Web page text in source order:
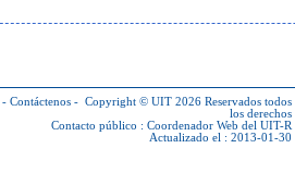
- Contáctenos - Copyright © UIT 2026 Reservados todos
los derechos
Contacto público : Coordenador Web del UIT-R
Actualizado el : 2013-01-30